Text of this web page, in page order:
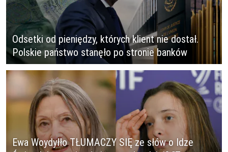
Odsetki od pieniędzy, których klient nie dostał.
Polskie państwo stanęło po stronie banków
Ewa Woydyłło TŁUMACZY SIĘ ze słów o Idze